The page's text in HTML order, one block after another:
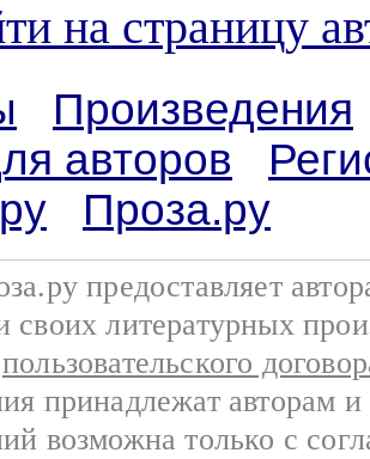
на страницу
Произведения
авторов
Проза.ру
предоставляет
своих литературных
пользовательского
принадлежат авторам
возможна только с